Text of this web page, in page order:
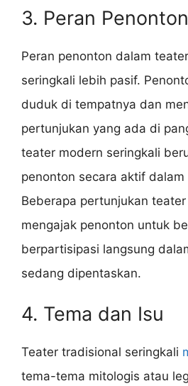
3. Peran Penonton
Peran penonton dalam
seringkali lebih pasif.
duduk di tempatnya dan
pertunjukan yang ada di
teater modern seringkali
penonton secara aktif
Beberapa pertunjukan
mengajak penonton untuk
berpartisipasi langsung
sedang dipentaskan.
4. Tema dan Isu
Teater tradisional seringkali
tema-tema mitologis atau